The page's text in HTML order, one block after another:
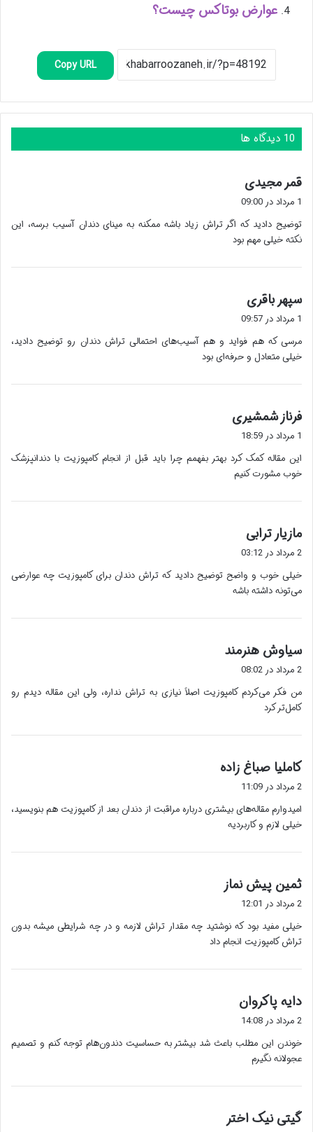
عوارض بوتاکس چیست؟
Copy URL
‫10 دیدگاه ها
قمر مجیدی
ف
:
1 مرداد در 09:00
توضیح دادید که اگر تراش زیاد باشه ممکنه به مینای دندان آسیب برسه، این
نکته خیلی مهم بود
سپهر باقری
ف
:
1 مرداد در 09:57
مرسی که هم فواید و هم آسیب‌های احتمالی تراش دندان رو توضیح دادید،
خیلی متعادل و حرفه‌ای بود
فرناز شمشیری
:
1 مرداد در 18:59
این مقاله کمک کرد بهتر بفهمم چرا باید قبل از انجام کامپوزیت با دندانپزشک
خوب مشورت کنیم
مازیار ترابی
ف
:
2 مرداد در 03:12
خیلی خوب و واضح توضیح دادید که تراش دندان برای کامپوزیت چه عوارضی
می‌تونه داشته باشه
سیاوش هنرمند
:
2 مرداد در 08:02
من فکر می‌کردم کامپوزیت اصلاً نیازی به تراش نداره، ولی این مقاله دیدم رو
کامل‌تر کرد
کاملیا صباغ زاده
:
2 مرداد در 11:09
امیدوارم مقاله‌های بیشتری درباره مراقبت از دندان بعد از کامپوزیت هم بنویسید،
خیلی لازم و کاربردیه
ثمین پیش نماز
:
2 مرداد در 12:01
خیلی مفید بود که نوشتید چه مقدار تراش لازمه و در چه شرایطی میشه بدون
تراش کامپوزیت انجام داد
دایه پاکروان
:
2 مرداد در 14:08
خوندن این مطلب باعث شد بیشتر به حساسیت دندون‌هام توجه کنم و تصمیم
عجولانه نگیرم
گیتی نیک اختر